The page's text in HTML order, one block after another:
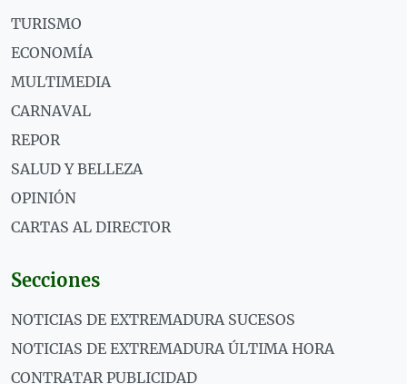
TURISMO
ECONOMÍA
MULTIMEDIA
CARNAVAL
REPOR
SALUD Y BELLEZA
OPINIÓN
CARTAS AL DIRECTOR
Secciones
NOTICIAS DE EXTREMADURA SUCESOS
NOTICIAS DE EXTREMADURA ÚLTIMA HORA
CONTRATAR PUBLICIDAD